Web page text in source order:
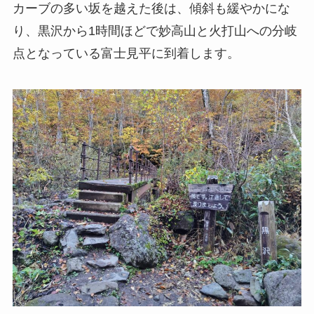
カーブの多い坂を越えた後は、傾斜も緩やかにな
り、黒沢から1時間ほどで妙高山と火打山への分岐
点となっている富士見平に到着します。